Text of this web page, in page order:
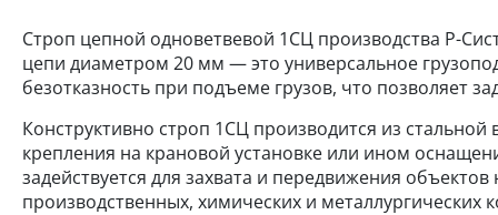
Строп цепной одноветвевой 1СЦ производства Р-
цепи диаметром 20 мм — это универсальное
безотказность при подъеме грузов, что позволяет
Конструктивно строп 1СЦ производится из
крепления на крановой установке или ином
задействуется для захвата и передвижения
производственных, химических и металлургических